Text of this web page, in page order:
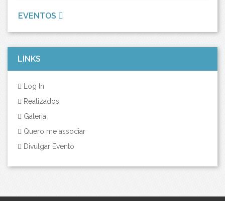
EVENTOS
LINKS
Log In
Realizados
Galeria
Quero me associar
Divulgar Evento